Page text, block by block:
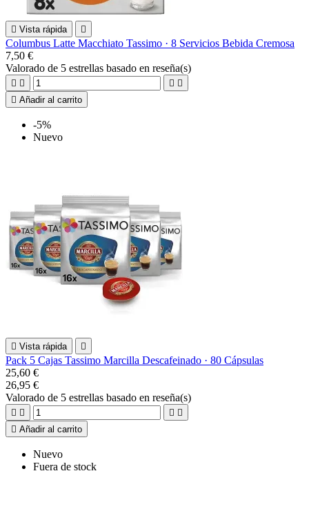
 Vista rápida 
Columbus Latte Macchiato Tassimo · 8 Servicios Bebida Cremosa
7,50 €
Valorado de 5 estrellas basado en reseña(s)
   
 Añadir al carrito
-5%
Nuevo
 Vista rápida 
Pack 5 Cajas Tassimo Marcilla Descafeinado · 80 Cápsulas
25,60 €
26,95 €
Valorado de 5 estrellas basado en reseña(s)
   
 Añadir al carrito
Nuevo
Fuera de stock